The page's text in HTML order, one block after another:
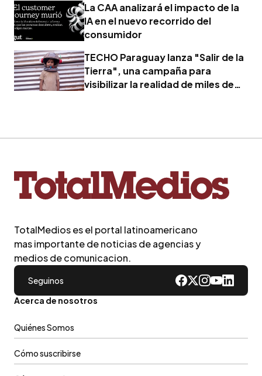
La CAA analizará el impacto de la
IA en el nuevo recorrido del
consumidor
TECHO Paraguay lanza "Salir de la
Tierra", una campaña para
visibilizar la realidad de miles de
TotalMedios es el portal latinoamericano
mas importante de noticias de agencias y
medios de comunicacion.
Seguinos
Acerca de nosotros
Quiénes Somos
Cómo suscribirse